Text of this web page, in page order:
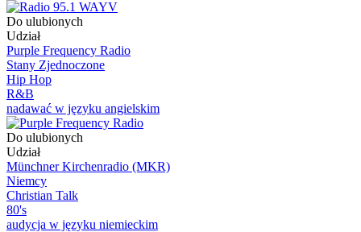
Do ulubionych
Udział
Purple Frequency Radio
Stany Zjednoczone
Hip Hop
R&B
nadawać w języku angielskim
Do ulubionych
Udział
Münchner Kirchenradio (MKR)
Niemcy
Christian Talk
80's
audycja w języku niemieckim